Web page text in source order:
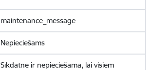
maintenance_message
Nepieciešams
Sīkdatne ir nepieciešama, lai visiem